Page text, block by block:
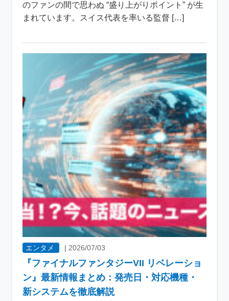
のファンの間で思わぬ “盛り上がりポイント” が生
まれています。スイス代表を率いる監督 […]
エンタメ |2026/07/03
『ファイナルファンタジーVII リベレーショ
ン』最新情報まとめ：発売日・対応機種・
新システムを徹底解説